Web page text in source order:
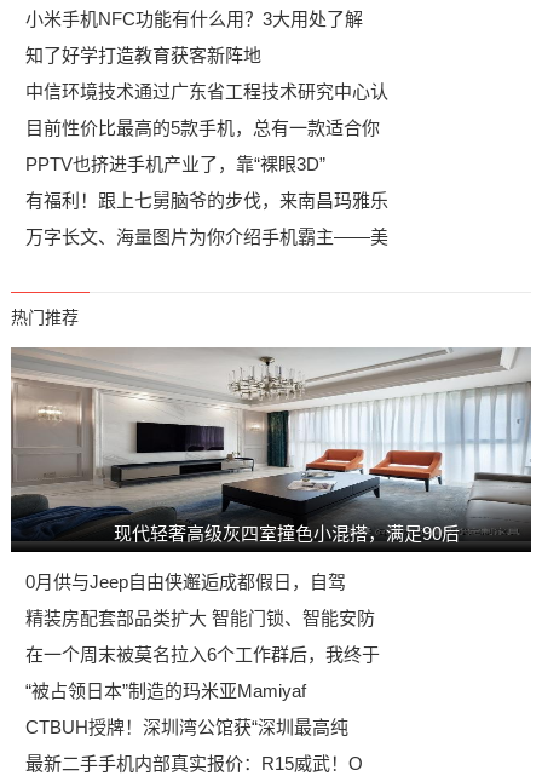
小米手机NFC功能有什么用？3大用处了解
知了好学打造教育获客新阵地
中信环境技术通过广东省工程技术研究中心认
目前性价比最高的5款手机，总有一款适合你
PPTV也挤进手机产业了，靠“裸眼3D”
有福利！跟上七舅脑爷的步伐，来南昌玛雅乐
万字长文、海量图片为你介绍手机霸主——美
热门推荐
现代轻奢高级灰四室撞色小混搭，满足90后
0月供与Jeep自由侠邂逅成都假日，自驾
精装房配套部品类扩大 智能门锁、智能安防
在一个周末被莫名拉入6个工作群后，我终于
“被占领日本”制造的玛米亚Mamiyaf
CTBUH授牌！深圳湾公馆获“深圳最高纯
最新二手手机内部真实报价：R15威武！O